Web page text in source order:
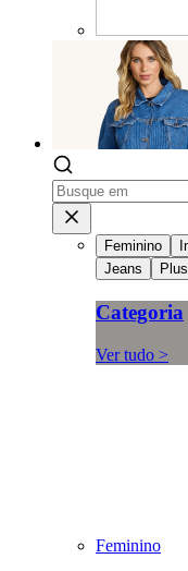
Feminino
Jeans
Categoria
Ver tudo >
Feminino